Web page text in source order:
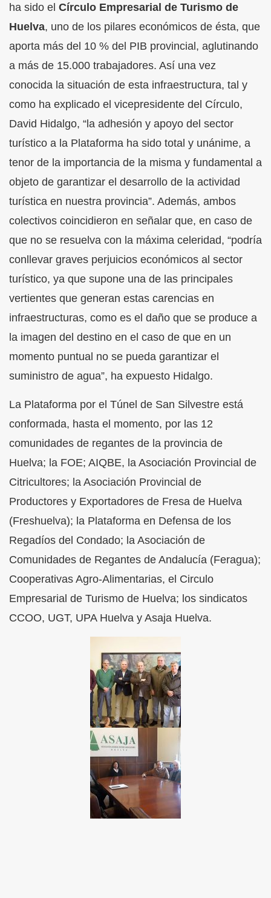
ha sido el Círculo Empresarial de Turismo de
Huelva, uno de los pilares económicos de ésta, que
aporta más del 10 % del PIB provincial, aglutinando
a más de 15.000 trabajadores. Así una vez
conocida la situación de esta infraestructura, tal y
como ha explicado el vicepresidente del Círculo,
David Hidalgo, “la adhesión y apoyo del sector
turístico a la Plataforma ha sido total y unánime, a
tenor de la importancia de la misma y fundamental a
objeto de garantizar el desarrollo de la actividad
turística en nuestra provincia”. Además, ambos
colectivos coincidieron en señalar que, en caso de
que no se resuelva con la máxima celeridad, “podría
conllevar graves perjuicios económicos al sector
turístico, ya que supone una de las principales
vertientes que generan estas carencias en
infraestructuras, como es el daño que se produce a
la imagen del destino en el caso de que en un
momento puntual no se pueda garantizar el
suministro de agua”, ha expuesto Hidalgo.
La Plataforma por el Túnel de San Silvestre está
conformada, hasta el momento, por las 12
comunidades de regantes de la provincia de
Huelva; la FOE; AIQBE, la Asociación Provincial de
Citricultores; la Asociación Provincial de
Productores y Exportadores de Fresa de Huelva
(Freshuelva); la Plataforma en Defensa de los
Regadíos del Condado; la Asociación de
Comunidades de Regantes de Andalucía (Feragua);
Cooperativas Agro-Alimentarias, el Circulo
Empresarial de Turismo de Huelva; los sindicatos
CCOO, UGT, UPA Huelva y Asaja Huelva.